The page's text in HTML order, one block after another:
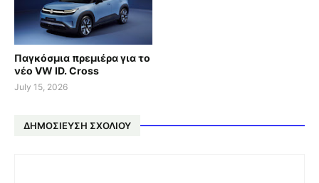
Παγκόσμια πρεμιέρα για το
νέο VW ID. Cross
July 15, 2026
ΔΗΜΟΣΊΕΥΣΗ ΣΧΟΛΊΟΥ